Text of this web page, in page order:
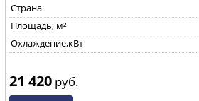
Страна
Площадь, м²
Охлаждение,кВт
21 420 руб.